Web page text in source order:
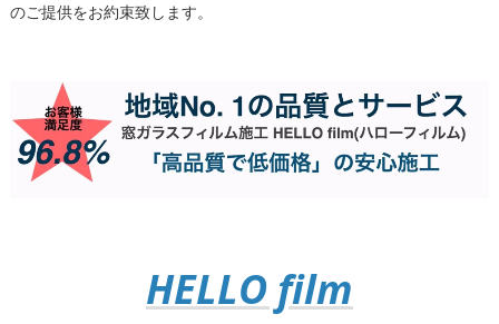
のご提供をお約束致します。
HELLO film